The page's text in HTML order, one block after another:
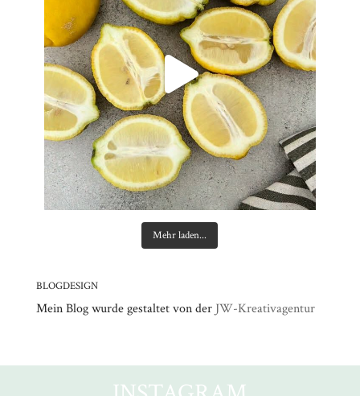
Mehr laden...
BLOGDESIGN
Mein Blog wurde gestaltet von der JW-Kreativagentur